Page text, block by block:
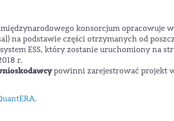
konsorcjum opracowuje
na podstawie części otrzymanych od
ESS, który zostanie uruchomiony na
r.
powinni zarejestrować projekt
.